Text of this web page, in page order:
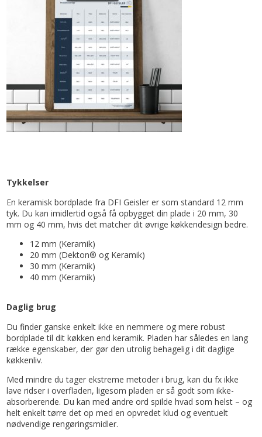
Tykkelser
En keramisk bordplade fra DFI Geisler er som standard 12 mm
tyk. Du kan imidlertid også få opbygget din plade i 20 mm, 30
mm og 40 mm, hvis det matcher dit øvrige køkkendesign bedre.
12 mm (Keramik)
20 mm (Dekton® og Keramik)
30 mm (Keramik)
40 mm (Keramik)
Daglig brug
Du finder ganske enkelt ikke en nemmere og mere robust
bordplade til dit køkken end keramik. Pladen har således en lang
række egenskaber, der gør den utrolig behagelig i dit daglige
køkkenliv.
Med mindre du tager ekstreme metoder i brug, kan du fx ikke
lave ridser i overfladen, ligesom pladen er så godt som ikke-
absorberende. Du kan med andre ord spilde hvad som helst – og
helt enkelt tørre det op med en opvredet klud og eventuelt
nødvendige rengøringsmidler.